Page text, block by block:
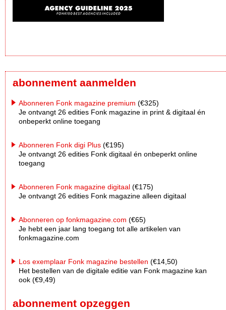
abonnement aanmelden
Abonneren Fonk magazine premium (€325)
Je ontvangt 26 edities Fonk magazine in print & digitaal én
onbeperkt online toegang
Abonneren Fonk digi Plus (€195)
Je ontvangt 26 edities Fonk digitaal én onbeperkt online
toegang
Abonneren Fonk magazine digitaal (€175)
Je ontvangt 26 edities Fonk magazine alleen digitaal
Abonneren op fonkmagazine.com (€65)
Je hebt een jaar lang toegang tot alle artikelen van
fonkmagazine.com
Los exemplaar Fonk magazine bestellen (€14,50)
Het bestellen van de digitale editie van Fonk magazine kan
ook (€9,49)
abonnement opzeggen